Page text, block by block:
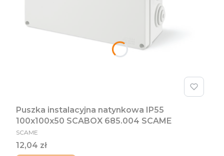
Puszka instalacyjna natynkowa IP55
100x100x50 SCABOX 685.004 SCAME
PRODUCENT
SCAME
Cena
12,04 zł